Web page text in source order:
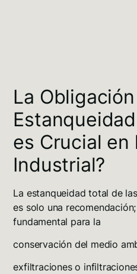
La
es Crucial en
Industrial?
La estanqueidad total de
es solo una
fundamental para la
conservación del medio
exfiltracioneso